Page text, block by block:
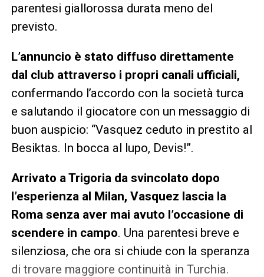
parentesi giallorossa durata meno del
previsto.
L’annuncio è stato diffuso direttamente
dal club attraverso i propri canali ufficiali,
confermando l’accordo con la società turca
e salutando il giocatore con un messaggio di
buon auspicio: “Vasquez ceduto in prestito al
Besiktas. In bocca al lupo, Devis!”.
Arrivato a Trigoria da svincolato dopo
l’esperienza al Milan, Vasquez lascia la
Roma senza aver mai avuto l’occasione di
scendere in campo. Una parentesi breve e
silenziosa, che ora si chiude con la speranza
di trovare maggiore continuità in Turchia.